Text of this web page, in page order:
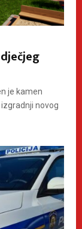
je kamen
novog